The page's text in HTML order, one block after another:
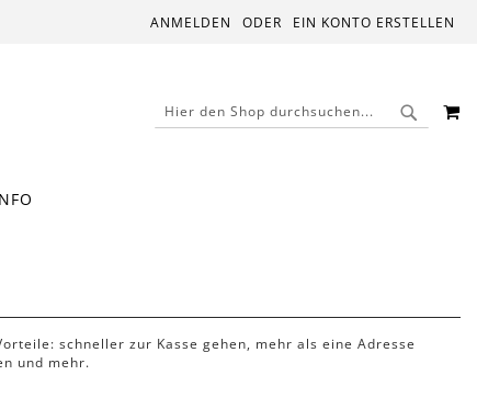
ANMELDEN EIN KONTO ERSTELLEN
SUCHE
schneller zur Kasse gehen, mehr als eine Adresse
und mehr.